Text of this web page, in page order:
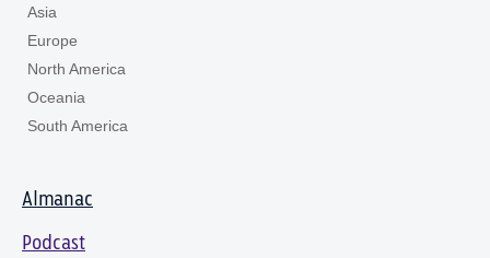
Asia
Europe
North America
Oceania
South America
Almanac
Podcast